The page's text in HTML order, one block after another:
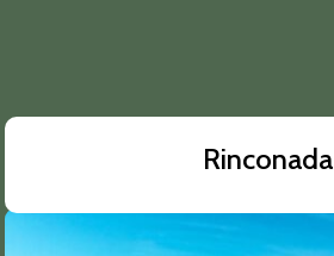
Rinconada